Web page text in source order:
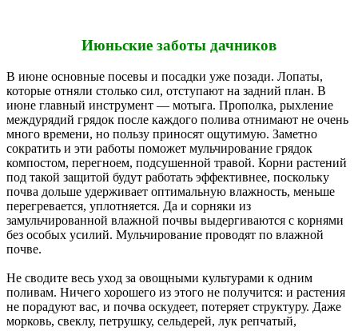
Июньские заботы дачников
В июне основные посевы и посадки уже позади. Лопаты,
которые отняли столько сил, отступают на задний план. В
июне главный инструмент — мотыга. Прополка, рыхление
междурядий грядок после каждого полива отнимают не очень
много времени, но пользу приносят ощутимую. Заметно
сократить и эти работы поможет мульчирование грядок
компостом, перегноем, подсушенной травой. Корни растений
под такой защитой будут работать эффективнее, поскольку
почва дольше удерживает оптимальную влажность, меньше
перегревается, уплотняется. Да и сорняки из
замульчированной влажной почвы выдергиваются с корнями
без особых усилий. Мульчирование проводят по влажной
почве.
Не сводите весь уход за овощными культурами к одним
поливам. Ничего хорошего из этого не получится: и растения
не порадуют вас, и почва оскудеет, потеряет структуру. Даже
морковь, свеклу, петрушку, сельдерей, лук репчатый,